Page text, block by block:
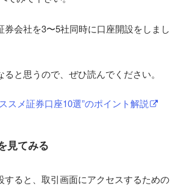
券会社を3〜5社同時に口座開設をしまし
と思うので、ぜひ読んでください。
スメ証券口座10選”のポイント解説
見てみる
すると、取引画面にアクセスするための